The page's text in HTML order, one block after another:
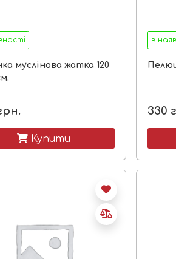
муслінова жатка 120
 Купити
в
330